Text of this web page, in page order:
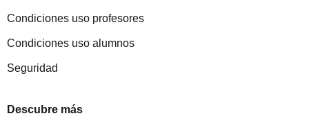
Condiciones uso profesores
Condiciones uso alumnos
Seguridad
Descubre más